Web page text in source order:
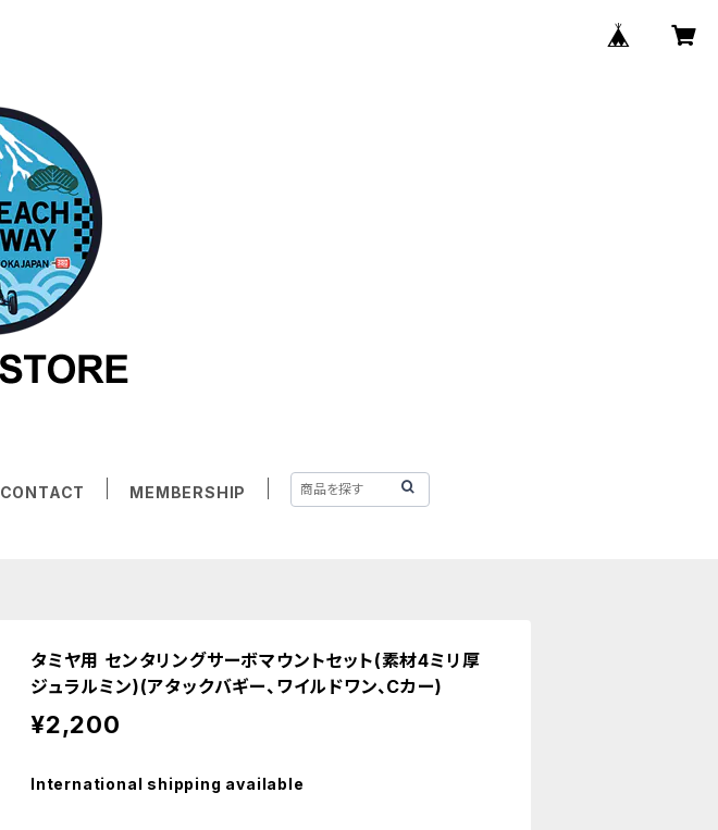
CONTACT MEMBERSHIP
タミヤ用 センタリングサーボマウントセット(素材4ミリ厚
ジュラルミン)(アタックバギー、ワイルドワン、Cカー)
¥2,200
International shipping available